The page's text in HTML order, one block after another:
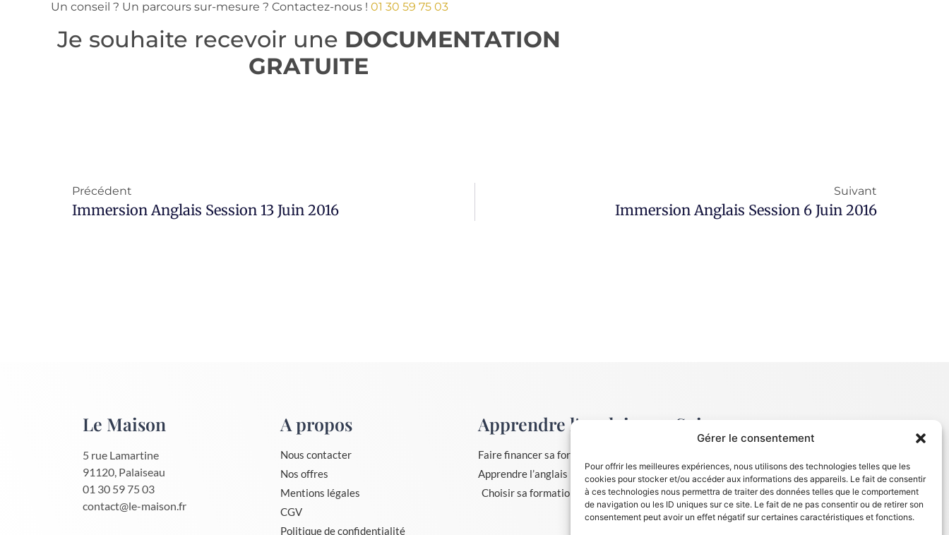
Gérer le consentement
Pour offrir les meilleures expériences, nous utilisons des technologies telles que les
cookies pour stocker et/ou accéder aux informations des appareils. Le fait de consentir
à ces technologies nous permettra de traiter des données telles que le comportement
de navigation ou les ID uniques sur ce site. Le fait de ne pas consentir ou de retirer son
consentement peut avoir un effet négatif sur certaines caractéristiques et fonctions.
Un conseil ? Un parcours sur-mesure ? Contactez-nous ! 01 30 59 75 03
Je souhaite recevoir une DOCUMENTATION
GRATUITE
Précédent
Immersion Anglais Session 13 Juin 2016
Suivant
Immersion Anglais Session 6 Juin 2016
Le Maison
5 rue Lamartine
91120, Palaiseau
01 30 59 75 03
contact@le-maison.fr
A propos
Nous contacter
Nos offres
Mentions légales
CGV
Politique de confidentialité
Apprendre l'anglais
Faire financer sa formation, le CPF
Apprendre l’anglais – conseils
Choisir sa formation – conseils
Suivez-nous